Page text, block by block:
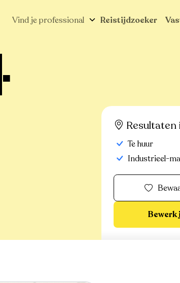
Vind je professional Reistijdzoeker
Te huur
Industrieel-
Bewerk